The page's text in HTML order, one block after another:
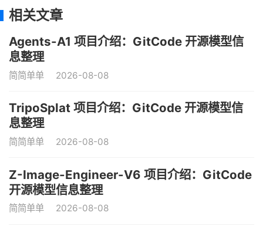
相关文章
Agents-A1 项目介绍：GitCode 开源模型信
息整理
简简单单 2026-08-08
TripoSplat 项目介绍：GitCode 开源模型信
息整理
简简单单 2026-08-08
Z-Image-Engineer-V6 项目介绍：GitCode
开源模型信息整理
简简单单 2026-08-08